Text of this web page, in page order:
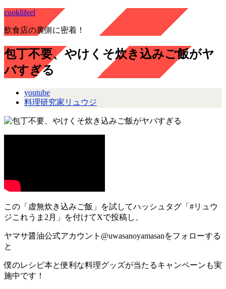
cooklifeel
飲食店の裏側に密着！
包丁不要、やけくそ炊き込みご飯がヤ
バすぎる
youtube
料理研究家リュウジ
この「虚無炊き込みご飯」を試してハッシュタグ「#リュウ
ジこれうま2月」を付けてXで投稿し、
ヤマサ醤油公式アカウント@uwasanoyamasanをフォローする
と
僕のレシピ本と便利な料理グッズが当たるキャンペーンも実
施中です！